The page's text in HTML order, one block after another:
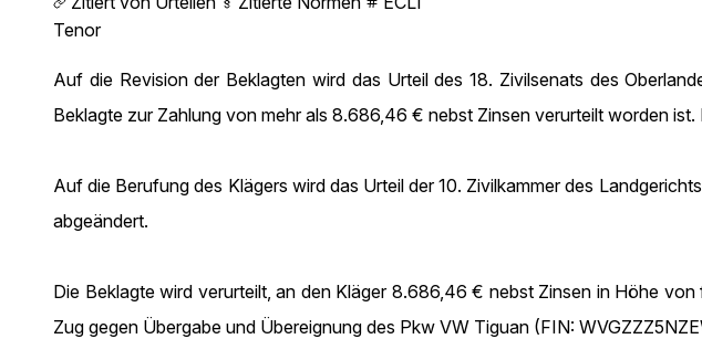
Tenor
Auf die Revision der Beklagten wird das Urteil des 18. Zivilsenats des
Beklagte zur Zahlung von mehr als 8.686,46 € nebst Zinsen verurteilt worden
Auf die Berufung des Klägers wird das Urteil der 10. Zivilkammer des
abgeändert.
Die Beklagte wird verurteilt, an den Kläger 8.686,46 € nebst Zinsen in Höhe
Zug gegen Übergabe und Übereignung des Pkw VW Tiguan (FIN: